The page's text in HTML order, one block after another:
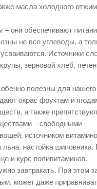
масла холодного
они обеспечивают
не все углеводы, а
Источники
зерновой хлеб,
полезны для нашего
окрас фруктам и
а также
– свободными
источником
настойка шиповника.
и курс поливитаминов.
завтракать. При этом
может даже